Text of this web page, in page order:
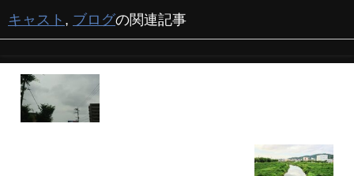
キャスト , ブログの関連記事